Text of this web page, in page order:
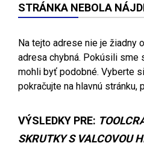
STRÁNKA NEBOLA
Na tejto adrese nie je žiadny
adresa chybná. Pokúsili sme
mohli byť podobné. Vyberte
pokračujte na hlavnú stránku,
VÝSLEDKY PRE:
SKRUTKY S VALCOVOU